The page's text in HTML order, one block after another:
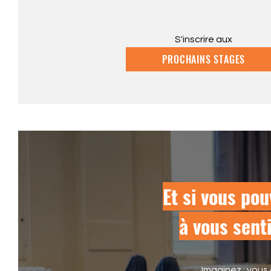
S'inscrire aux
PROCHAINS STAGES
Et si vous
à vous